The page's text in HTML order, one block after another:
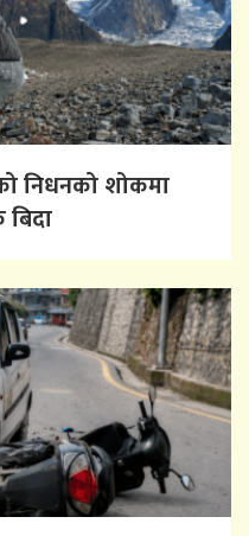
निधनको शोकमा